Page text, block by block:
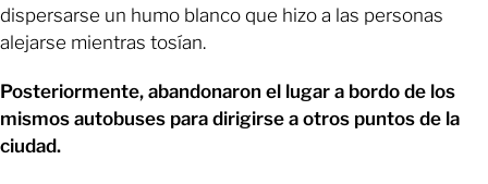
dispersarse un humo blanco que hizo a las personas
alejarse mientras tosían.
Posteriormente, abandonaron el lugar a bordo de los
mismos autobuses para dirigirse a otros puntos de la
ciudad.